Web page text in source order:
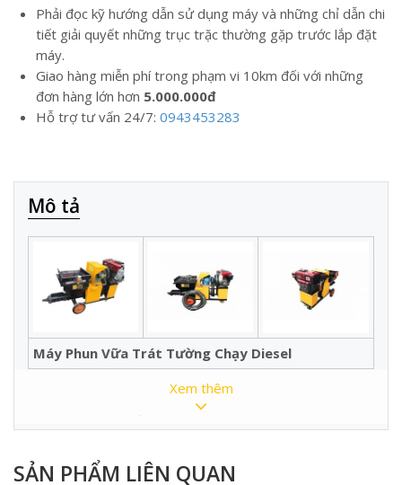
Phải đọc kỹ hướng dẫn sử dụng máy và những chỉ dẫn chi
tiết giải quyết những trục trặc thường gặp trước lắp đặt
máy.
Giao hàng miễn phí trong phạm vi 10km đối với những
đơn hàng lớn hơn 5.000.000đ
Hỗ trợ tư vấn 24/7: 0943453283
Mô tả
Máy Phun Vữa Trát Tường Chạy Diesel
THÔNG SỐ KỸ THUẬT :
Model
TV-1 (chạy Diesel)
Xem thêm
SẢN PHẨM LIÊN QUAN